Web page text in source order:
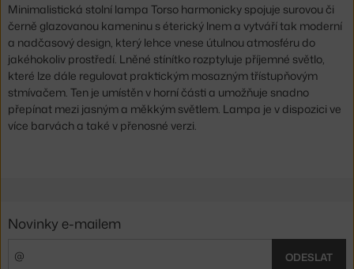
Minimalistická stolní lampa Torso harmonicky spojuje surovou či
černě glazovanou kameninu s éterický lnem a vytváří tak moderní
a nadčasový design, který lehce vnese útulnou atmosféru do
jakéhokoliv prostředí. Lněné stínítko rozptyluje příjemné světlo,
které lze dále regulovat praktickým mosazným třístupňovým
stmívačem. Ten je umístěn v horní části a umožňuje snadno
přepínat mezi jasným a měkkým světlem. Lampa je v dispozici ve
více barvách a také v přenosné verzi.
Novinky e-mailem
ODESLAT